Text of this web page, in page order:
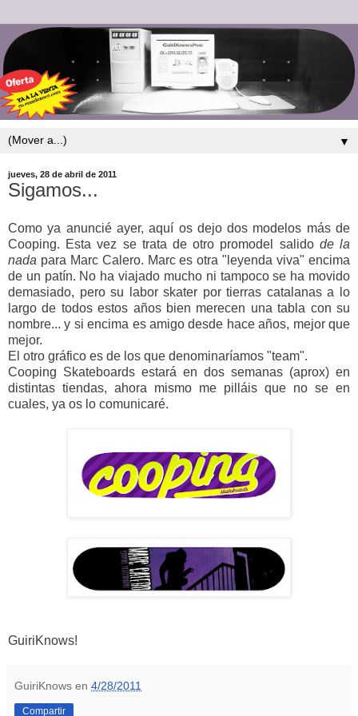
▼
jueves, 28 de abril de 2011
Sigamos...
Como ya anuncié ayer, aquí os dejo dos modelos más de
Cooping. Esta vez se trata de otro promodel salido de la
nada para Marc Calero. Marc es otra "leyenda viva" encima
de un patín. No ha viajado mucho ni tampoco se ha movido
demasiado, pero su labor skater por tierras catalanas a lo
largo de todos estos años bien merecen una tabla con su
nombre... y si encima es amigo desde hace años, mejor que
mejor.
El otro gráfico es de los que denominaríamos "team".
Cooping Skateboards estará en dos semanas (aprox) en
distintas tiendas, ahora mismo me pilláis que no se en
cuales, ya os lo comunicaré.
GuiriKnows!
GuiriKnows en 4/28/2011
Compartir